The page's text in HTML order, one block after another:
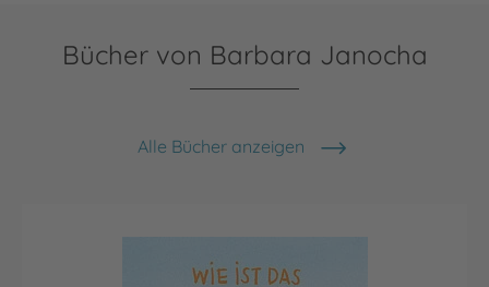
Bücher von Barbara Janocha
Alle Bücher anzeigen